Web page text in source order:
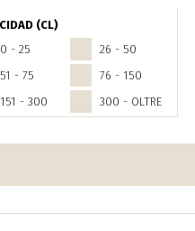
(CL)
0 - 25
26 - 50
51 - 75
76 - 150
151 - 300
300 - OLTRE